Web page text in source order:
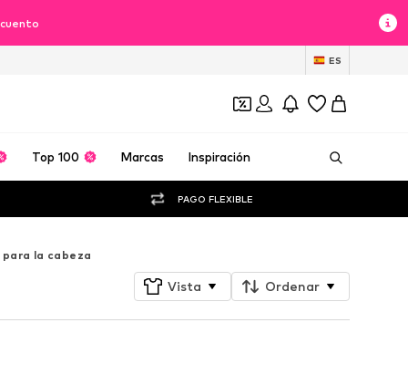
ES
Top 100 Marcas Inspiración
PAGO FLEXIBLE
la cabeza
Vista Ordenar